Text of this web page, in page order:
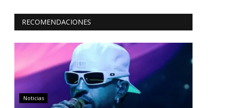
RECOMENDACIONES
Noticias